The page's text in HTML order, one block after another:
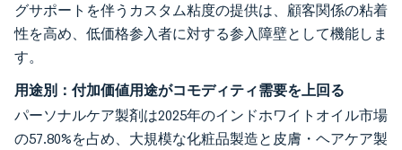
グサポートを伴うカスタム粘度の提供は、顧客関係の粘着
性を高め、低価格参入者に対する参入障壁として機能しま
す。
用途別：付加価値用途がコモディティ需要を上回る
パーソナルケア製剤は2025年のインドホワイトオイル市場
の57.80%を占め、大規模な化粧品製造と皮膚・ヘアケア製